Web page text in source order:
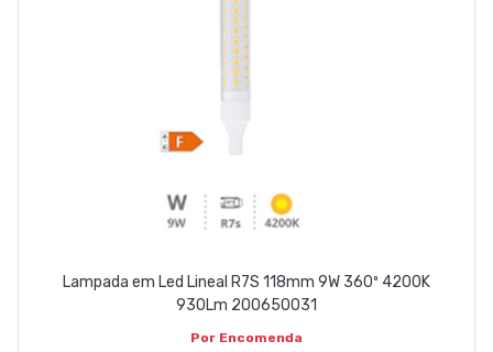
Lampada em Led Lineal R7S 118mm 9W 360º 4200K
930Lm 200650031
Por Encomenda